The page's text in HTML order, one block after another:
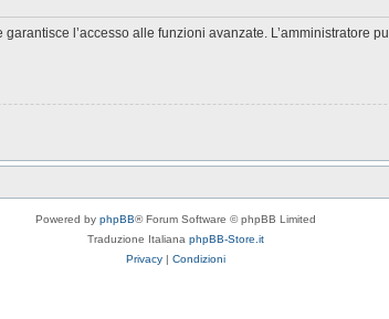
l’accesso alle funzioni avanzate. L’amministratore
Powered by phpBB® Forum Software © phpBB Limited
Traduzione Italiana phpBB-Store.it
Privacy | Condizioni